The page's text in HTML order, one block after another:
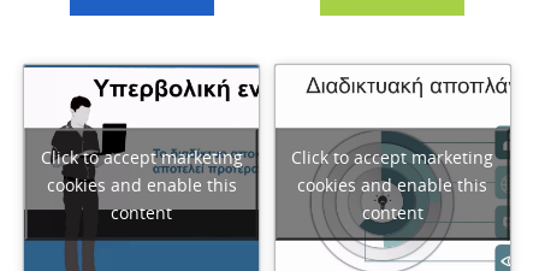
Click to accept marketing
cookies and enable this
content
Click to accept marketing
cookies and enable this
content